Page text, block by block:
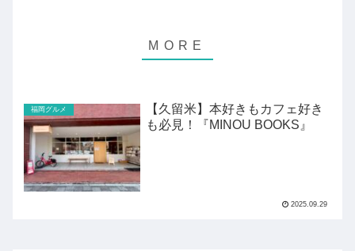
福岡グルメ
【久留米】本好きもカフェ好き
も必見！『MINOU BOOKS』
2025.09.29